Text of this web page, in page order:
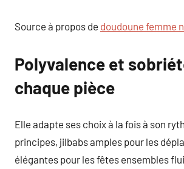
Source à propos de doudoune femme
Polyvalence et
chaque pièce
Elle adapte ses choix à la fois à son
principes, jilbabs amples pour les
élégantes pour les fêtes ensembles